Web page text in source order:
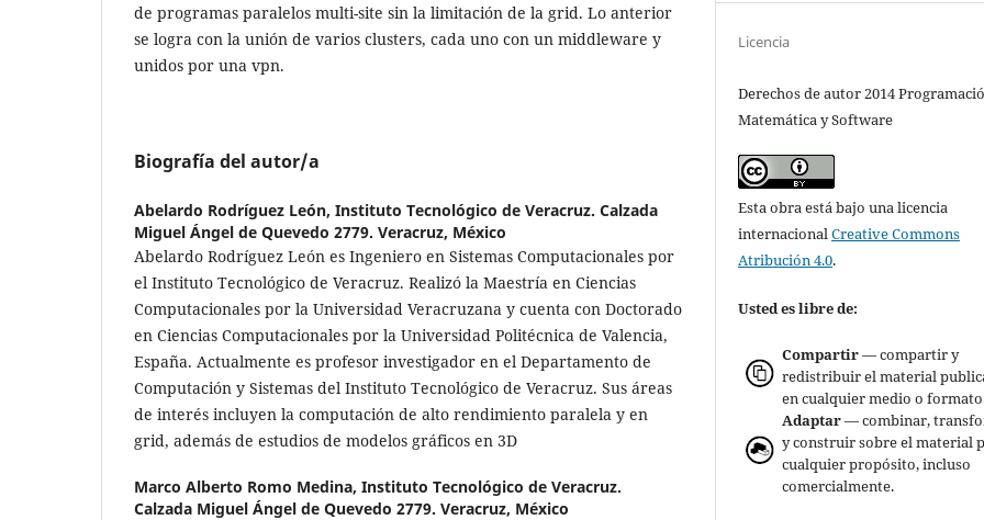
de programas paralelos multi-site sin la limitación de la grid. Lo anterior
se logra con la unión de varios clusters, cada uno con un middleware y
unidos por una vpn.
Biografía del autor/a
Abelardo Rodríguez León, Instituto Tecnológico de Veracruz. Calzada
Miguel Ángel de Quevedo 2779. Veracruz, México
Abelardo Rodríguez León es Ingeniero en Sistemas Computacionales por
el Instituto Tecnológico de Veracruz. Realizó la Maestría en Ciencias
Computacionales por la Universidad Veracruzana y cuenta con Doctorado
en Ciencias Computacionales por la Universidad Politécnica de Valencia,
España. Actualmente es profesor investigador en el Departamento de
Computación y Sistemas del Instituto Tecnológico de Veracruz. Sus áreas
de interés incluyen la computación de alto rendimiento paralela y en
grid, además de estudios de modelos gráficos en 3D
Marco Alberto Romo Medina, Instituto Tecnológico de Veracruz.
Calzada Miguel Ángel de Quevedo 2779. Veracruz, México
Licencia
Derechos de autor 2014
Matemática y Software
Esta obra está bajo una licencia
internacionalCreative Commons
Atribución 4.0.
Usted es libre de:
Compartir— compartir y
redistribuir el material
en cualquier medio o
Adaptar— combinar,
y construir sobre el material
cualquier propósito, incluso
comercialmente.